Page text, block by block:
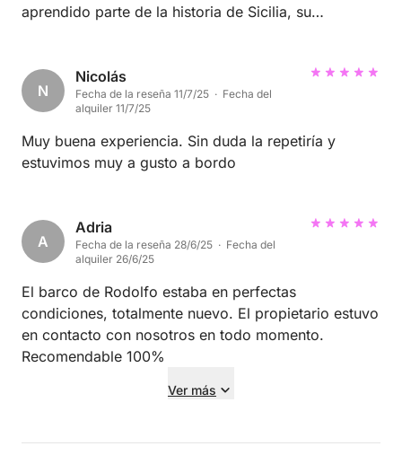
aprendido parte de la historia de Sicilia, su
gran día que pasamos en familia 🤗
N
Nicolás
Fecha de la reseña 11/7/25 · Fecha del
alquiler 11/7/25
Muy buena experiencia. Sin duda la repetiría y
estuvimos muy a gusto a bordo
A
Adria
Fecha de la reseña 28/6/25 · Fecha del
alquiler 26/6/25
El barco de Rodolfo estaba en perfectas
condiciones, totalmente nuevo. El propietario estuvo
en contacto con nosotros en todo momento.
Recomendable 100%
Ver más